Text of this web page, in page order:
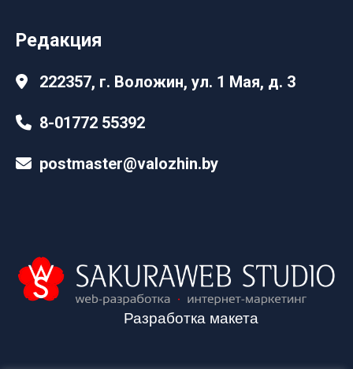
Редакция
222357, г. Воложин, ул. 1 Мая, д. 3
8-01772 55392
postmaster@valozhin.by
Разработка макета